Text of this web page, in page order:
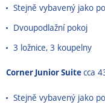
Stejně vybavený jako
Dvoupodlažní pokoj
3 ložnice, 3 koupelny
Corner Junior Suitecca
Stejně vybavený jako